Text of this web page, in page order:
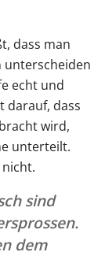
dass man
unterscheiden
echt und
darauf, dass
wird,
unterteilt.
sind
dem